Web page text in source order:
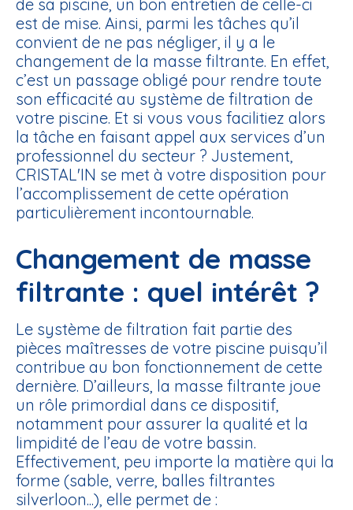
de sa piscine, un bon entretien de celle-ci
est de mise. Ainsi, parmi les tâches qu’il
convient de ne pas négliger, il y a le
changement de la masse filtrante. En effet,
c’est un passage obligé pour rendre toute
son efficacité au système de filtration de
votre piscine. Et si vous vous facilitiez alors
la tâche en faisant appel aux services d’un
professionnel du secteur ? Justement,
CRISTAL'IN se met à votre disposition pour
l’accomplissement de cette opération
particulièrement incontournable.
Changement de masse
filtrante : quel intérêt ?
Le système de filtration fait partie des
pièces maîtresses de votre piscine puisqu’il
contribue au bon fonctionnement de cette
dernière. D’ailleurs, la masse filtrante joue
un rôle primordial dans ce dispositif,
notamment pour assurer la qualité et la
limpidité de l’eau de votre bassin.
Effectivement, peu importe la matière qui la
forme (sable, verre, balles filtrantes
silverloon...), elle permet de :